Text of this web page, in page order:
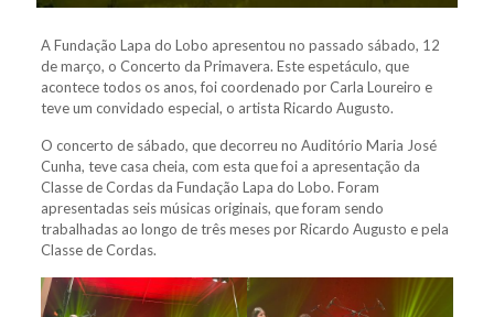
A Fundação Lapa do Lobo apresentou no passado sábado, 12
de março, o Concerto da Primavera. Este espetáculo, que
acontece todos os anos, foi coordenado por Carla Loureiro e
teve um convidado especial, o artista Ricardo Augusto.
O concerto de sábado, que decorreu no Auditório Maria José
Cunha, teve casa cheia, com esta que foi a apresentação da
Classe de Cordas da Fundação Lapa do Lobo. Foram
apresentadas seis músicas originais, que foram sendo
trabalhadas ao longo de três meses por Ricardo Augusto e pela
Classe de Cordas.